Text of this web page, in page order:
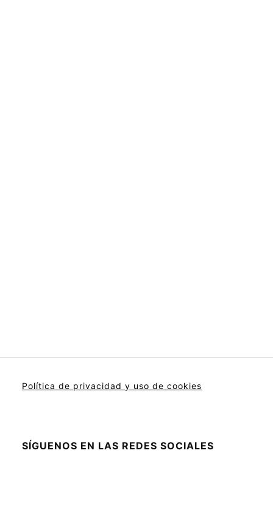
Política de privacidad y uso de cookies
SÍGUENOS EN LAS REDES SOCIALES